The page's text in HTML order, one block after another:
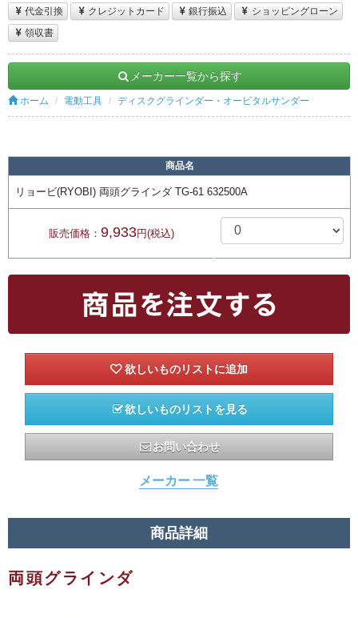
代金引換
クレジットカード 銀行振込
ショッピングローン
領収書
メーカー一覧から探す
ホーム 電動工具 ディスクグラインダー・オービタルサンダー
商品名
リョービ(RYOBI) 両頭グラインダ TG-61 632500A
販売価格： 9,933円(税込)
欲しいものリストを見る
お問い合わせ
メーカー 一覧
商品詳細
両頭グラインダ